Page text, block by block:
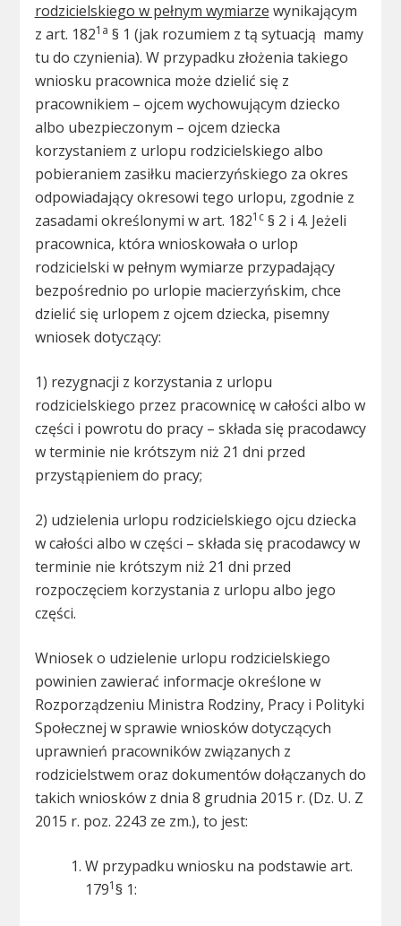
rodzicielskiego w pełnym wymiarze wynikającym
z art. 1821a § 1 (jak rozumiem z tą sytuacją mamy
tu do czynienia). W przypadku złożenia takiego
wniosku pracownica może dzielić się z
pracownikiem – ojcem wychowującym dziecko
albo ubezpieczonym – ojcem dziecka
korzystaniem z urlopu rodzicielskiego albo
pobieraniem zasiłku macierzyńskiego za okres
odpowiadający okresowi tego urlopu, zgodnie z
zasadami określonymi w art. 1821c§ 2 i 4. Jeżeli
pracownica, która wnioskowała o urlop
rodzicielski w pełnym wymiarze przypadający
bezpośrednio po urlopie macierzyńskim, chce
dzielić się urlopem z ojcem dziecka, pisemny
wniosek dotyczący:
1) rezygnacji z korzystania z urlopu
rodzicielskiego przez pracownicę w całości albo w
części i powrotu do pracy – składa się pracodawcy
w terminie nie krótszym niż 21 dni przed
przystąpieniem do pracy;
2) udzielenia urlopu rodzicielskiego ojcu dziecka
w całości albo w części – składa się pracodawcy w
terminie nie krótszym niż 21 dni przed
rozpoczęciem korzystania z urlopu albo jego
części.
Wniosek o udzielenie urlopu rodzicielskiego
powinien zawierać informacje określone w
Rozporządzeniu Ministra Rodziny, Pracy i Polityki
Społecznej w sprawie wniosków dotyczących
uprawnień pracowników związanych z
rodzicielstwem oraz dokumentów dołączanych do
takich wniosków z dnia 8 grudnia 2015 r. (Dz. U. Z
2015 r. poz. 2243 ze zm.), to jest:
W przypadku wniosku na podstawie art.
1791§ 1: